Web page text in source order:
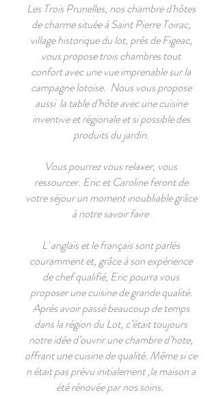
Les Trois Prunelles, nos chambre d'hôtes
de charme située à Saint Pierre Toirac,
village historique du lot, près de Figeac,
vous propose trois chambres tout
confort avec une vue imprenable sur la
campagne lotoise. Nous vous propose
aussi la table d’hôte avec une cuisine
inventive et régionale et si possible des
produits du jardin.
Vous pourrez vous relaxer, vous
ressourcer. Eric et Caroline feront de
votre séjour un moment inoubliable grâce
à notre savoir faire
L' anglais et le français sont parlés
couramment et, grâce à son expérience
de chef qualifié, Eric pourra vous
proposer une cuisine de grande qualité.
Après avoir passé beaucoup de temps
dans la région du Lot, c’était toujours
notre idée d’ouvrir une chambre d’hote,
offrant une cuisine de qualité. Même si ce
n était pas prévu initialement ,la maison a
été rénovée par nos soins.